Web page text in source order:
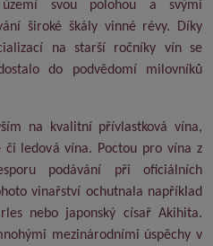
svou polohou a svými
široké škály vinné révy. Díky
na starší ročníky vín se
do podvědomí milovníků
na kvalitní přívlastková vína,
ledová vína. Poctou pro vína z
podávání při oficiálních
vinařství ochutnala například
nebo japonský císař Akihita.
mezinárodními úspěchy v